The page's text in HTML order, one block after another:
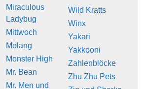
Miraculous
Ladybug
Mittwoch
Molang
Monster High
Mr. Bean
Mr. Men und
Wild Kratts
Winx
Yakari
Yakkooni
Zahlenblöcke
Zhu Zhu Pets